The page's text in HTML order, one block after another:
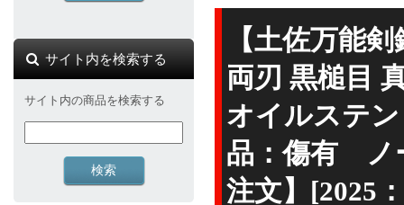
【土佐万能
両刃 黒槌目
オイルステ
品：傷有 ノ
注文】[2025
サイト内を検索する
サイト内の商品を検索する